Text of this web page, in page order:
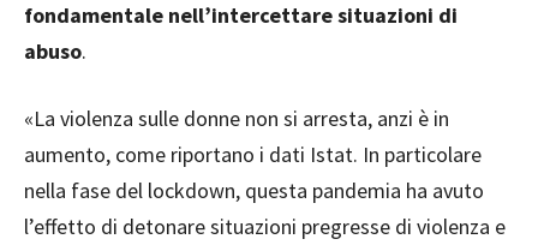
fondamentale nell’intercettare situazioni di
abuso.
«La violenza sulle donne non si arresta, anzi è in
aumento, come riportano i dati Istat. In particolare
nella fase del lockdown, questa pandemia ha avuto
l’effetto di detonare situazioni pregresse di violenza e